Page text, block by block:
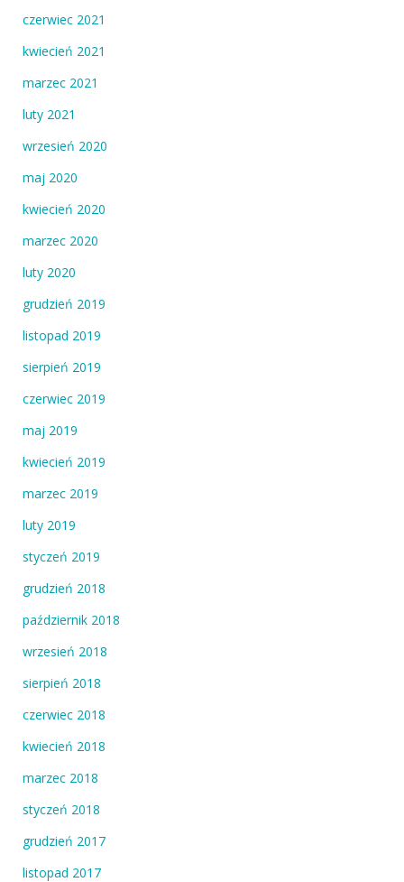
czerwiec 2021
kwiecień 2021
marzec 2021
luty 2021
wrzesień 2020
maj 2020
kwiecień 2020
marzec 2020
luty 2020
grudzień 2019
listopad 2019
sierpień 2019
czerwiec 2019
maj 2019
kwiecień 2019
marzec 2019
luty 2019
styczeń 2019
grudzień 2018
październik 2018
wrzesień 2018
sierpień 2018
czerwiec 2018
kwiecień 2018
marzec 2018
styczeń 2018
grudzień 2017
listopad 2017